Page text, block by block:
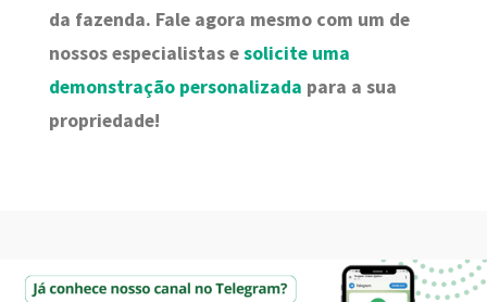
da fazenda. Fale agora mesmo com um de
nossos especialistas esolicite uma
demonstração personalizada para a sua
propriedade!